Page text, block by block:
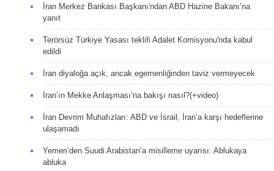
İran Merkez Bankası Başkanı'ndan ABD Hazine Bakanı’na
yanıt
Terörsüz Türkiye Yasası teklifi Adalet Komisyonu'nda kabul
edildi
İran diyaloğa açık, ancak egemenliğinden taviz vermeyecek
İran’ın Mekke Anlaşması’na bakışı nasıl?(+video)
İran Devrim Muhafızları: ABD ve İsrail, İran’a karşı hedeflerine
ulaşamadı
Yemen’den Suudi Arabistan’a misilleme uyarısı: Ablukaya
abluka